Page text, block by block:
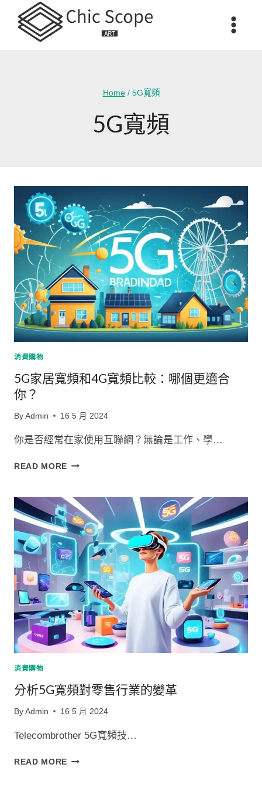
content
Home / 5G寬頻
5G寬頻
消費購物
5G家居寬頻和4G寬頻比較：哪個更適合
你？
By Admin 16 5 月 2024
你是否經常在家使用互聯網？無論是工作、學…
READ MORE 5G
寬
頻
和
4G
寬
頻
比
較：
哪
個
更
適
消費購物
分析5G寬頻對零售行業的變革
By Admin 16 5 月 2024
Telecombrother 5G寬頻技…
READ MORE